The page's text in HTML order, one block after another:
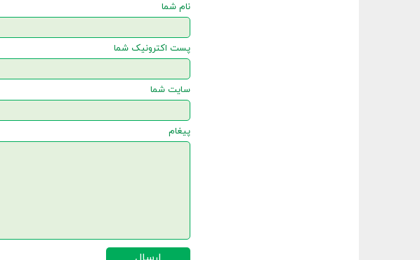
نام شما
پست اکترونیک شما
سایت شما
پیغام